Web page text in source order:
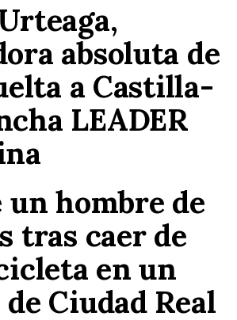
absoluta de
a Castilla-
LEADER
un hombre de
tras caer de
en un
Ciudad Real